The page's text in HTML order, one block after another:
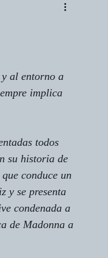
y al entorno a
implica
todos
su historia de
conduce un
y se presenta
condenada a
de Madonna a